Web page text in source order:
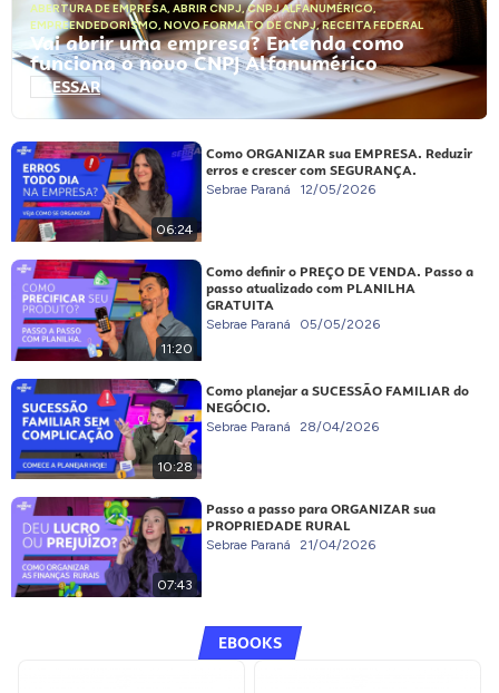
ABERTURA DE EMPRESA, ABRIR CNPJ,CNPJ ALFANUMÉRICO,
EMPREENDEDORISMO, NOVO FORMATO DE CNPJ,RECEITA FEDERAL
Vai abrir uma empresa? Entenda como
funciona o novo CNPJ Alfanumérico
ACESSAR
06:24
Como ORGANIZAR sua EMPRESA. Reduzir
erros e crescer com SEGURANÇA.
Sebrae Paraná 12/05/2026
11:20
Como definir o PREÇO DE VENDA. Passo a
passo atualizado com PLANILHA
GRATUITA
Sebrae Paraná 05/05/2026
10:28
Como planejar a SUCESSÃO FAMILIAR do
NEGÓCIO.
Sebrae Paraná 28/04/2026
07:43
Passo a passo para ORGANIZAR sua
PROPRIEDADE RURAL
Sebrae Paraná 21/04/2026
EBOOKS